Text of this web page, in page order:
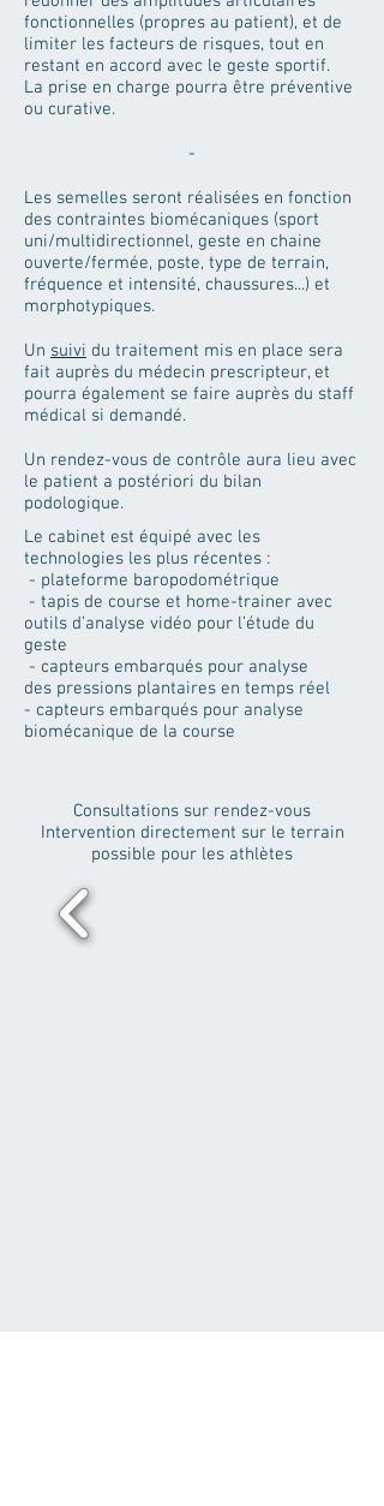
fonctionnelles (propres au patient), et de
limiter les facteurs de risques, tout en
restant en accord avec le geste sportif.
La prise en charge pourra être préventive
ou curative.
-
Les semelles seront réalisées en fonction
des contraintes biomécaniques (sport
uni/multidirectionnel, geste en chaine
ouverte/fermée, poste, type de terrain,
fréquence et intensité, chaussures...) et
morphotypiques.
Un suivi du traitement mis en place sera
fait auprès du médecin prescripteur, et
pourra également se faire auprès du staff
médical si demandé.
Un rendez-vous de contrôle aura lieu avec
le patient a postériori du bilan
podologique.
Le cabinet est équipé avec les
technologies les plus récentes :
- plateforme baropodométrique
- tapis de course et home-trainer avec
outils d’analyse vidéo pour l’étude du
geste
- capteurs embarqués pour analyse
des pressions plantaires en temps réel
- capteurs embarqués pour analyse
biomécanique de la course
Consultations sur rendez-vous
Intervention directement sur le terrain
possible pour les athlètes